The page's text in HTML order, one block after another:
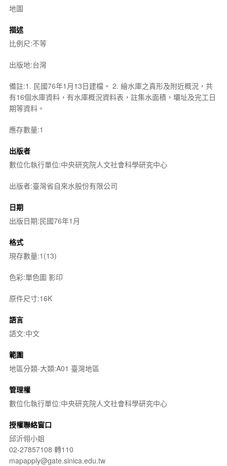
地圖
描述
比例尺:不等
出版地:台灣
備註:1. 民國76年1月13日建檔。 2. 繪水庫之真形及附近概況，共
有16個水庫資料，有水庫概況資料表，註集水面積，壩址及完工日
期等資料。
應存數量:1
出版者
數位化執行單位:中央研究院人文社會科學研究中心
出版者:臺灣省自來水股份有限公司
日期
出版日期:民國76年1月
格式
現存數量:1(13)
色彩:單色圖 影印
原件尺寸:16K
語言
語文:中文
範圍
地區分類-大類:A01 臺灣地區
管理權
數位化執行單位:中央研究院人文社會科學研究中心
授權聯絡窗口
邱沂翎小姐
02-27857108 轉110
mapapply@gate.sinica.edu.tw